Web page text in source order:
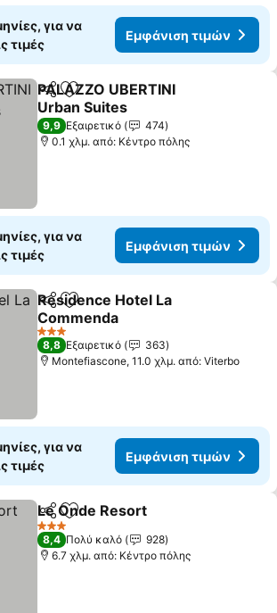
για να
τιμές
Εμφάνιση τιμών
Κοινοποίηση
Προσθήκη στα αγαπημένα
PALAZZO UBERTINI
Urban Suites
9,9 Εξαιρετικό
474
0.1 χλμ. από: Κέντρο πόλης
για να
τιμές
Εμφάνιση τιμών
Κοινοποίηση
Προσθήκη στα αγαπημένα
Residence Hotel La
Commenda
3 Αστέρια
8,8 Εξαιρετικό
363
Montefiascone, 11.0 χλμ. από: Viterbo
για να
τιμές
Εμφάνιση τιμών
Κοινοποίηση
Προσθήκη στα αγαπημένα
Le Onde Resort
3 Αστέρια
8,4 Πολύ καλό
928
6.7 χλμ. από: Κέντρο πόλης